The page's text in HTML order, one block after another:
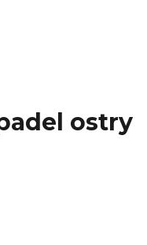
ostry